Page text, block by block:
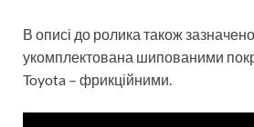
В описі до ролика також
укомплектована шипованими
Toyota – фрикційними.